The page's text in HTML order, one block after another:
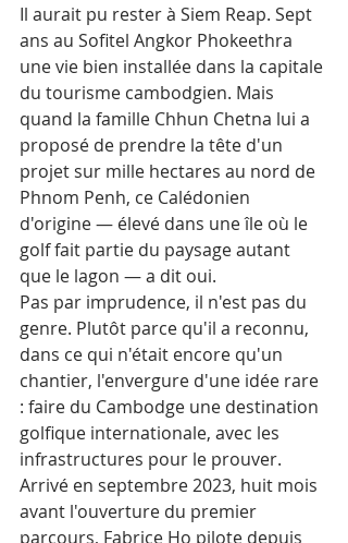
Il aurait pu rester à Siem Reap. Sept
ans au Sofitel Angkor Phokeethra
une vie bien installée dans la capitale
du tourisme cambodgien. Mais
quand la famille Chhun Chetna lui a
proposé de prendre la tête d'un
projet sur mille hectares au nord de
Phnom Penh, ce Calédonien
d'origine — élevé dans une île où le
golf fait partie du paysage autant
que le lagon — a dit oui.
Pas par imprudence, il n'est pas du
genre. Plutôt parce qu'il a reconnu,
dans ce qui n'était encore qu'un
chantier, l'envergure d'une idée rare
: faire du Cambodge une destination
golfique internationale, avec les
infrastructures pour le prouver.
Arrivé en septembre 2023, huit mois
avant l'ouverture du premier
parcours, Fabrice Ho pilote depuis